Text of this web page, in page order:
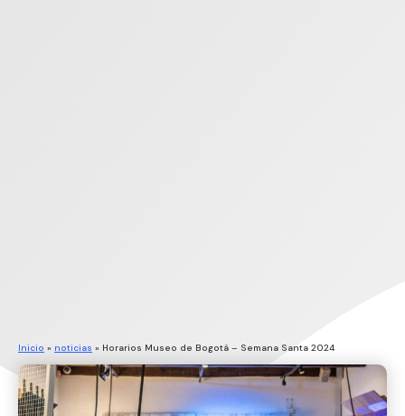
Inicio » noticias » Horarios Museo de Bogotá – Semana Santa 2024